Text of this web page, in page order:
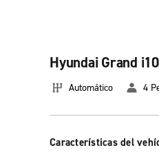
Hyundai Grand
Automático 4
Características del